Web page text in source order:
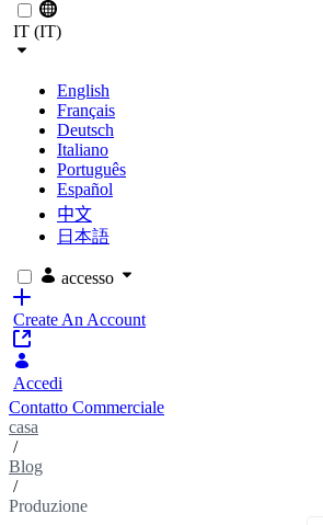
IT (IT)
English
Français
Deutsch
Italiano
Português
Español
中文
日本語
accesso
Create An Account
Accedi
Contatto Commerciale
casa
/
Blog
/
Produzione